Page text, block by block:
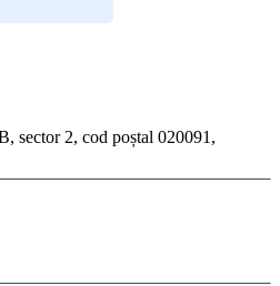
sector 2, cod poștal 020091,